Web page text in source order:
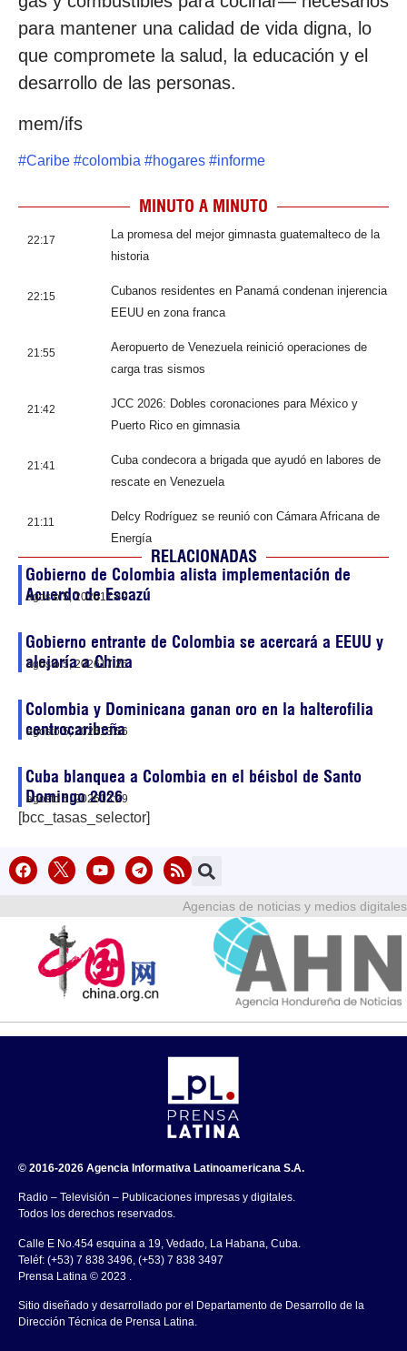
para mantener una calidad de vida digna, lo
que compromete la salud, la educación y el
desarrollo de las personas.
mem/ifs
#Caribe #colombia #hogares #informe
MINUTO A MINUTO
22:17
La promesa del mejor gimnasta guatemalteco de la
historia
22:15
Cubanos residentes en Panamá condenan injerencia
EEUU en zona franca
21:55
Aeropuerto de Venezuela reinició operaciones de
carga tras sismos
21:42
JCC 2026: Dobles coronaciones para México y
Puerto Rico en gimnasia
21:41
Cuba condecora a brigada que ayudó en labores de
rescate en Venezuela
21:11
Delcy Rodríguez se reunió con Cámara Africana de
Energía
RELACIONADAS
Gobierno de Colombia alista implementación de
Acuerdo de Escazú
agosto 5, 202617:49
Gobierno entrante de Colombia se acercará a EEUU y
alejaría a China
agosto 5, 202617:26
Colombia y Dominicana ganan oro en la halterofilia
centrocaribeña
agosto 5, 202613:56
Cuba blanquea a Colombia en el béisbol de Santo
Domingo 2026
agosto 5, 202613:29
[bcc_tasas_selector]
Agencias de noticias y medios digitales
© 2016-2026 Agencia Informativa Latinoamericana S.A.
Radio – Televisión – Publicaciones impresas y digitales.
Todos los derechos reservados.
Calle E No.454 esquina a 19, Vedado, La Habana, Cuba.
Teléf: (+53) 7 838 3496, (+53) 7 838 3497
Prensa Latina © 2023 .
Sitio diseñado y desarrollado por el Departamento de Desarrollo de la
Dirección Técnica de Prensa Latina.